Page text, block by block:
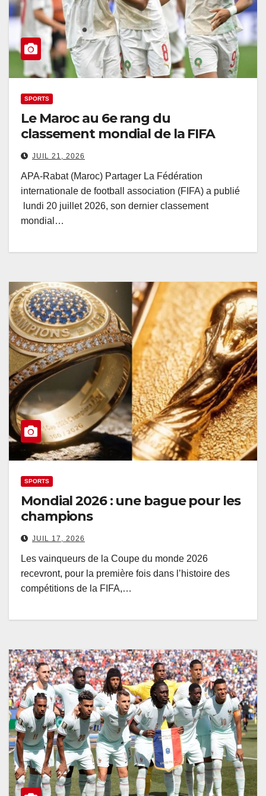
SPORTS
Le Maroc au 6e rang du
classement mondial de la FIFA
JUIL 21, 2026
APA-Rabat (Maroc) Partager La Fédération
internationale de football association (FIFA) a publié
lundi 20 juillet 2026, son dernier classement
mondial…
SPORTS
Mondial 2026 : une bague pour les
champions
JUIL 17, 2026
Les vainqueurs de la Coupe du monde 2026
recevront, pour la première fois dans l’histoire des
compétitions de la FIFA,…